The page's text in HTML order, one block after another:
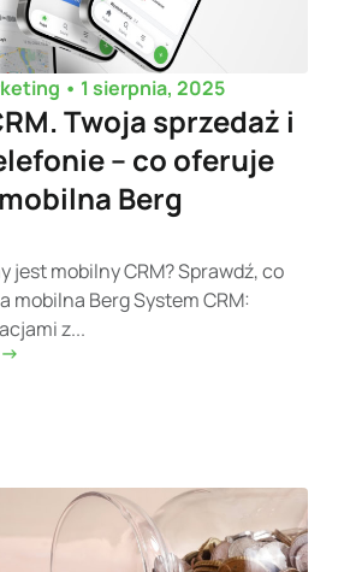
• 1 sierpnia, 2025
Twoja sprzedaż i
– co oferuje
Berg
jest mobilny CRM? Sprawdź, co
mobilna Berg System CRM:
z...
>